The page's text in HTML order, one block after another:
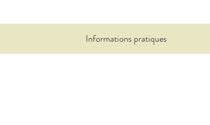
Informations pratiques